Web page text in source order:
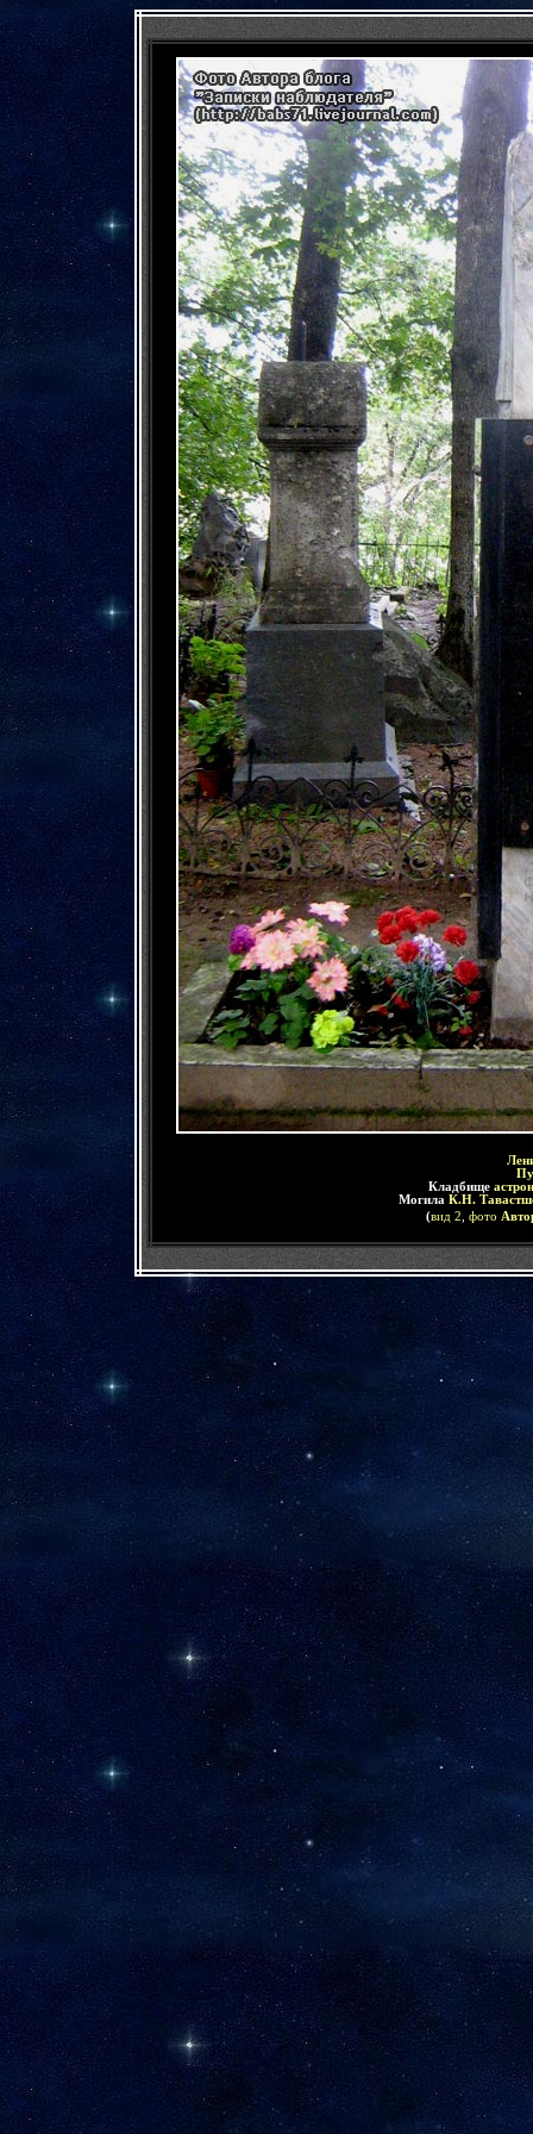
Кладбище
Могила К.Н.
(вид 2 фото А